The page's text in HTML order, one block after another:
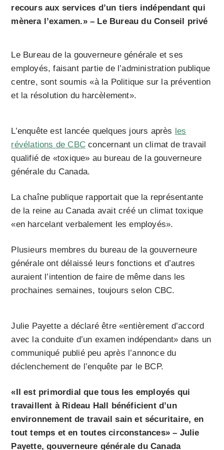
recours aux services d’un tiers indépendant qui
mènera l’examen.» – Le Bureau du Conseil privé
Le Bureau de la gouverneure générale et ses
employés, faisant partie de l’administration publique
centre, sont soumis «à la Politique sur la prévention
et la résolution du harcèlement».
L’enquête est lancée quelques jours après les
révélations de CBC concernant un climat de travail
qualifié de «toxique» au bureau de la gouverneure
générale du Canada.
La chaîne publique rapportait que la représentante
de la reine au Canada avait créé un climat toxique
«en harcelant verbalement les employés».
Plusieurs membres du bureau de la gouverneure
générale ont délaissé leurs fonctions et d’autres
auraient l’intention de faire de même dans les
prochaines semaines, toujours selon CBC.
Julie Payette a déclaré être «entièrement d’accord
avec la conduite d’un examen indépendant» dans un
communiqué publié peu après l’annonce du
déclenchement de l’enquête par le BCP.
«Il est primordial que tous les employés qui
travaillent à Rideau Hall bénéficient d’un
environnement de travail sain et sécuritaire, en
tout temps et en toutes circonstances» – Julie
Payette, gouverneure générale du Canada